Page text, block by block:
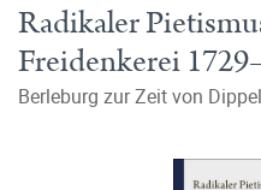
Radikaler
Freidenkerei
Berleburg zur Zeit von